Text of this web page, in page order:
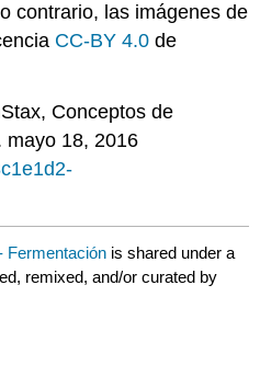
contrario, las imágenes de
CC-BY 4.0 de
, Conceptos de
mayo 18, 2016
Fermentación is shared under a
remixed, and/or curated by